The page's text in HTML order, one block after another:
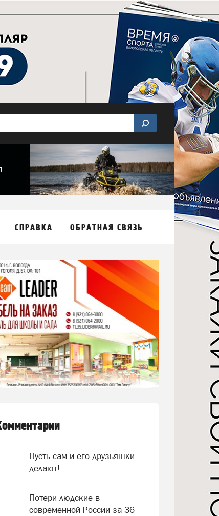
СПРАВКА ОБРАТНАЯ СВЯЗЬ
Пусть сам и его друзьяшки
делают!
Потери людские в
современной России за 36